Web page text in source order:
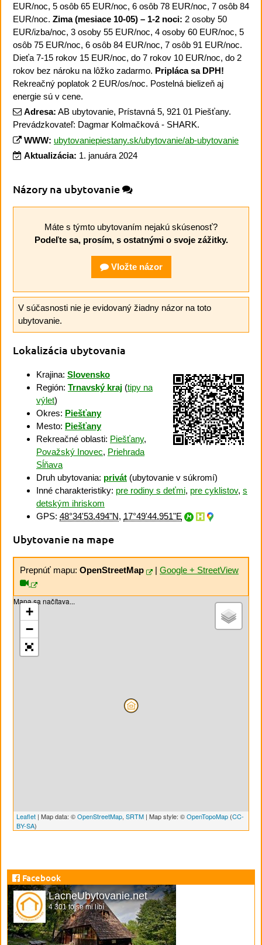
EUR/noc, 5 osôb 65 EUR/noc, 6 osôb 78 EUR/noc, 7 osôb 84
EUR/noc. Zima (mesiace 10-05) – 1-2 noci: 2 osoby 50
EUR/izba/noc, 3 osoby 55 EUR/noc, 4 osoby 60 EUR/noc, 5
osôb 75 EUR/noc, 6 osôb 84 EUR/noc, 7 osôb 91 EUR/noc.
Dieťa 7-15 rokov 15 EUR/noc, do 7 rokov 10 EUR/noc, do 2
rokov bez nároku na lôžko zadarmo. Pripláca sa DPH!
Rekreačný poplatok 2 EUR/os/noc. Postelná bielizeň aj
energie sú v cene.
Adresa: AB ubytovanie, Prístavná 5, 921 01 Piešťany.
Prevádzkovateľ: Dagmar Kolmačková - SHARK.
WWW: ubytovaniepiestany.sk/ubytovanie/ab-ubytovanie
Aktualizácia: 1. januára 2024
Názory na ubytovanie
Máte s týmto ubytovaním nejakú skúsenosť?
Podeľte sa, prosím, s ostatnými o svoje zážitky.
Vložte názor
V súčasnosti nie je evidovaný žiadny názor na toto
ubytovanie.
Lokalizácia ubytovania
Krajina: Slovensko
Región: Trnavský kraj (tipy na
výlet)
Okres: Piešťany
Mesto: Piešťany
Rekreačné oblasti: Piešťany,
Považský Inovec, Priehrada
Sĺňava
Druh ubytovania: privát (ubytovanie v súkromí)
Inné charakteristiky: pre rodiny s deťmi, pre cyklistov, s
detským ihriskom
GPS: 48°34'53.494"N, 17°49'44.951"E
Ubytovanie na mape
Prepnúť mapu: OpenStreetMap | Google + StreetView
Mapa sa načítava...
+
−
Leaflet | Map data: ©OpenStreetMap, SRTM | Map style: ©OpenTopoMap (CC-
BY-SA)
Facebook
LacneUbytovanie.net
4 301 to se mi líbí